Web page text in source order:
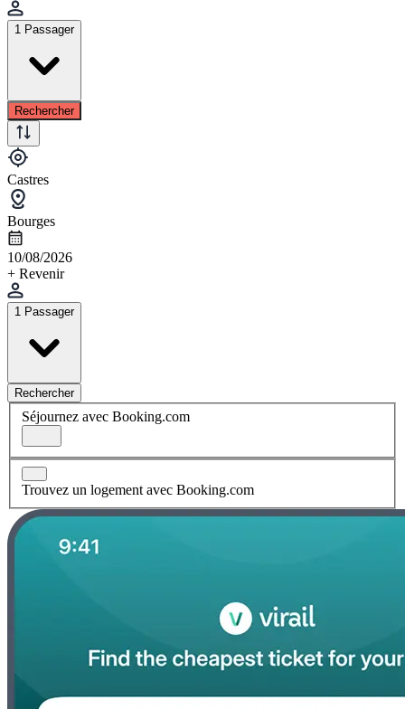
1 Passager
Rechercher
Castres
Bourges
10/08/2026
+ Revenir
1 Passager
Rechercher
Séjournez avec Booking.com
Trouvez un logement avec Booking.com